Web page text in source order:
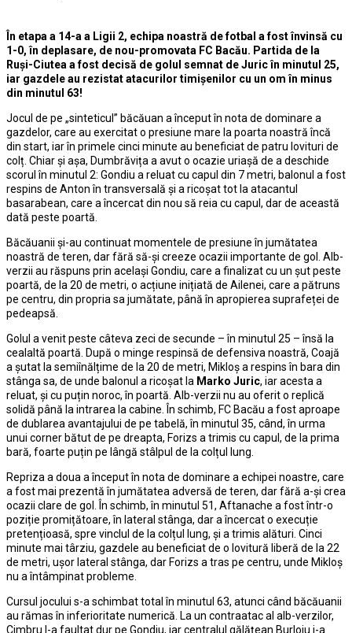
În etapa a 14-a a Ligii 2, echipa noastră de fotbal a fost învinsă cu
1-0, în deplasare, de nou-promovata FC Bacău. Partida de la
Ruși-Ciutea a fost decisă de golul semnat de Juric în minutul 25,
iar gazdele au rezistat atacurilor timișenilor cu un om în minus
din minutul 63!
Jocul de pe „sinteticul” băcăuan a început în nota de dominare a
gazdelor, care au exercitat o presiune mare la poarta noastră încă
din start, iar în primele cinci minute au beneficiat de patru lovituri de
colț. Chiar și așa, Dumbrăvița a avut o ocazie uriașă de a deschide
scorul în minutul 2: Gondiu a reluat cu capul din 7 metri, balonul a fost
respins de Anton în transversală și a ricoșat tot la atacantul
basarabean, care a încercat din nou să reia cu capul, dar de această
dată peste poartă.
Băcăuanii și-au continuat momentele de presiune în jumătatea
noastră de teren, dar fără să-și creeze ocazii importante de gol. Alb-
verzii au răspuns prin același Gondiu, care a finalizat cu un șut peste
poartă, de la 20 de metri, o acțiune inițiată de Ailenei, care a pătruns
pe centru, din propria sa jumătate, până în apropierea suprafeței de
pedeapsă.
Golul a venit peste câteva zeci de secunde – în minutul 25 – însă la
cealaltă poartă. După o minge respinsă de defensiva noastră, Coajă
a șutat la semiînălțime de la 20 de metri, Mikloș a respins în bara din
stânga sa, de unde balonul a ricoșat la Marko Juric, iar acesta a
reluat, și cu puțin noroc, în poartă. Alb-verzii nu au oferit o replică
solidă până la intrarea la cabine. În schimb, FC Bacău a fost aproape
de dublarea avantajului de pe tabelă, în minutul 35, când, în urma
unui corner bătut de pe dreapta, Forizs a trimis cu capul, de la prima
bară, foarte puțin pe lângă stâlpul de la colțul lung.
Repriza a doua a început în nota de dominare a echipei noastre, care
a fost mai prezentă în jumătatea adversă de teren, dar fără a-și crea
ocazii clare de gol. În schimb, în minutul 51, Aftanache a fost într-o
poziție promițătoare, în lateral stânga, dar a încercat o execuție
pretențioasă, spre vinclul de la colțul lung, și a trimis alături. Cinci
minute mai târziu, gazdele au beneficiat de o lovitură liberă de la 22
de metri, ușor lateral stânga, dar Forizs a tras pe centru, unde Mikloș
nu a întâmpinat probleme.
Cursul jocului s-a schimbat total în minutul 63, atunci când băcăuanii
au rămas în inferioritate numerică. La un contraatac al alb-verzilor,
Cimbru l-a faultat dur pe Gondiu, iar centralul gălățean Burloiu i-a